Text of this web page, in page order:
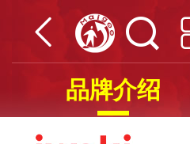
品牌介绍